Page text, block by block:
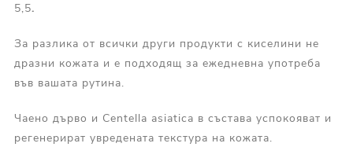
5,5.
За разлика от всички други продукти с киселини не
дразни кожата и е подходящ за ежедневна употреба
във вашата рутина.
Чаено дърво и Centella asiatica в състава успокояват и
регенерират увредената текстура на кожата.